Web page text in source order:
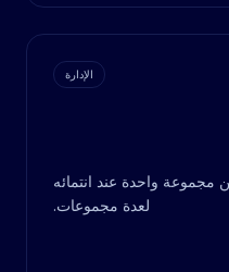
الإدارة
واحدة عند انتمائه
لعدة مجموعات.